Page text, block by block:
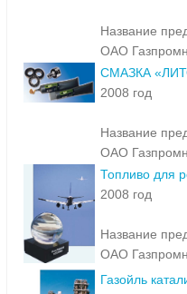
Название
ОАО
СМАЗКА
2008 год
Название
ОАО
Топливо для
2008 год
Название
ОАО
Газойль